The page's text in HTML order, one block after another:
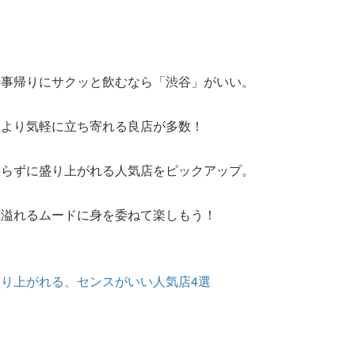
帰りにサクッと飲むなら「渋谷」がいい。
り気軽に立ち寄れる良店が多数！
ずに盛り上がれる人気店をピックアップ。
れるムードに身を委ねて楽しもう！
上がれる、センスがいい人気店4選